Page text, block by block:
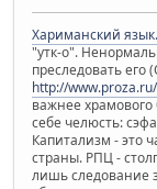
Хариманский язык.
"утк-о".
преследовать
http://
важнее
себе челюсть:
Капитализм - это
страны. РПЦ -
лишь следование